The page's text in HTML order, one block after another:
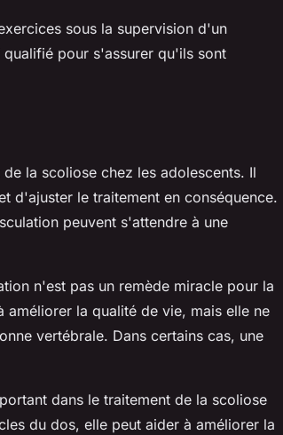
sous la supervision d'un
pour s'assurer qu'ils sont
la scoliose chez les adolescents. Il
d'ajuster le traitement en conséquence.
peuvent s'attendre à une
n'est pas un remède miracle pour la
la qualité de vie, mais elle ne
vertébrale. Dans certains cas, une
dans le traitement de la scoliose
du dos, elle peut aider à améliorer la